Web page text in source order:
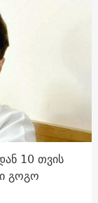
10 თვის
გოგო